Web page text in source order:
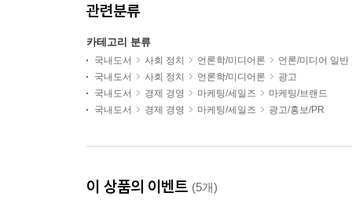
관련분류
카테고리 분류
국내도서 사회 정치 언론학/미디어론
언론/미디어 일반
국내도서
사회 정치 언론학/미디어론
광고
국내도서
경제 경영 마케팅/세일즈
마케팅/브랜드
국내도서
경제 경영 마케팅/세일즈 광고/홍보/PR
이 상품의 이벤트 (5개)